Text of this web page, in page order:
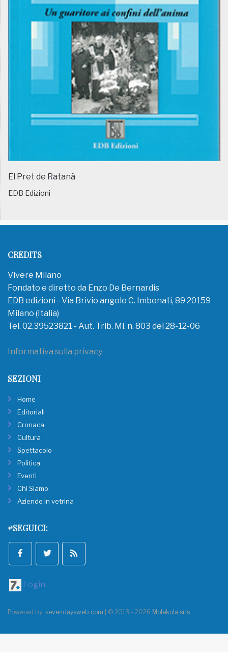
El Pret de Ratanà
EDB Edizioni
CREDITS
Vivere Milano
Fondato e diretto da Enzo De Bernardis
EDB edizioni - Via Brivio angolo C. Imbonati, 89 20159
Milano (Italia)
Tel. 02.39523821 - Aut. Trib. Mi. n. 803 del 28-12-06
Informativa sulla privacy
SEZIONI
Home
Editoriali
Cronaca
Cultura
Spettacolo
Politica
Eventi
Chi Siamo
Aziende in vetrina
#SEGUICI:
Login
Powered by: sevendaysweb.com | © 2013 - 2026 Molekola srls